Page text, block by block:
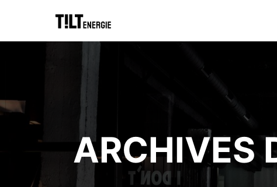
ARCHIVES